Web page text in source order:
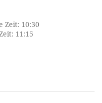
Zeit: 10:30
11:15